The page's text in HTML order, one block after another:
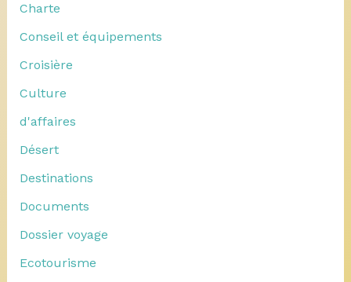
Charte
Conseil et équipements
Croisière
Culture
d'affaires
Désert
Destinations
Documents
Dossier voyage
Ecotourisme